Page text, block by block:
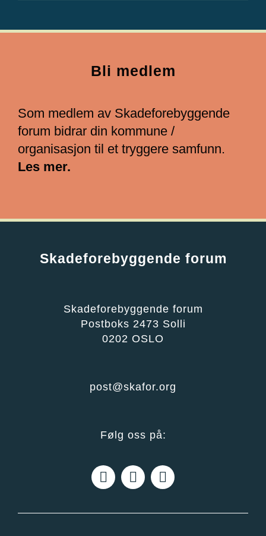
Bli medlem
Som medlem av Skadeforebyggende
forum bidrar din kommune /
organisasjon til et tryggere samfunn.
Les mer.
Skadeforebyggende forum
Skadeforebyggende forum
Postboks 2473 Solli
0202 OSLO
post@skafor.org
Følg oss på: